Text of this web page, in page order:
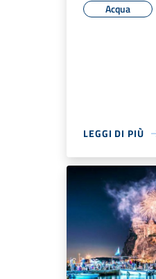
Acqua
LEGGI DI PIÙ